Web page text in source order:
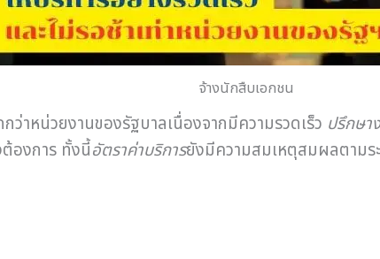
จ้างนักสืบเอกชน
ว่าหน่วยงานของรัฐบาลเนื่องจากมีความรวดเร็ว ปรึกษา
องการ ทั้งนี้อัตราค่าบริการยังมีความสมเหตุสมผลตามร